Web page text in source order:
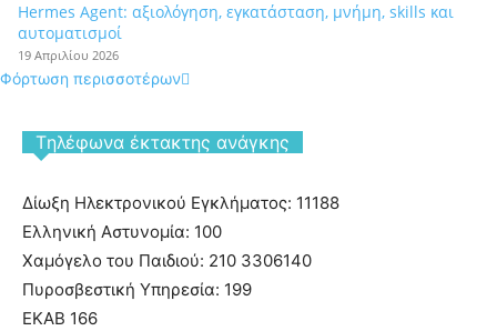
Hermes Agent: αξιολόγηση, εγκατάσταση, μνήμη, skills και
αυτοματισμοί
19 Απριλίου 2026
Φόρτωση περισσοτέρων
Tηλέφωνα έκτακτης ανάγκης
Δίωξη Ηλεκτρονικού Εγκλήματος: 11188
Ελληνική Αστυνομία: 100
Χαμόγελο του Παιδιού: 210 3306140
Πυροσβεστική Υπηρεσία: 199
ΕΚΑΒ 166